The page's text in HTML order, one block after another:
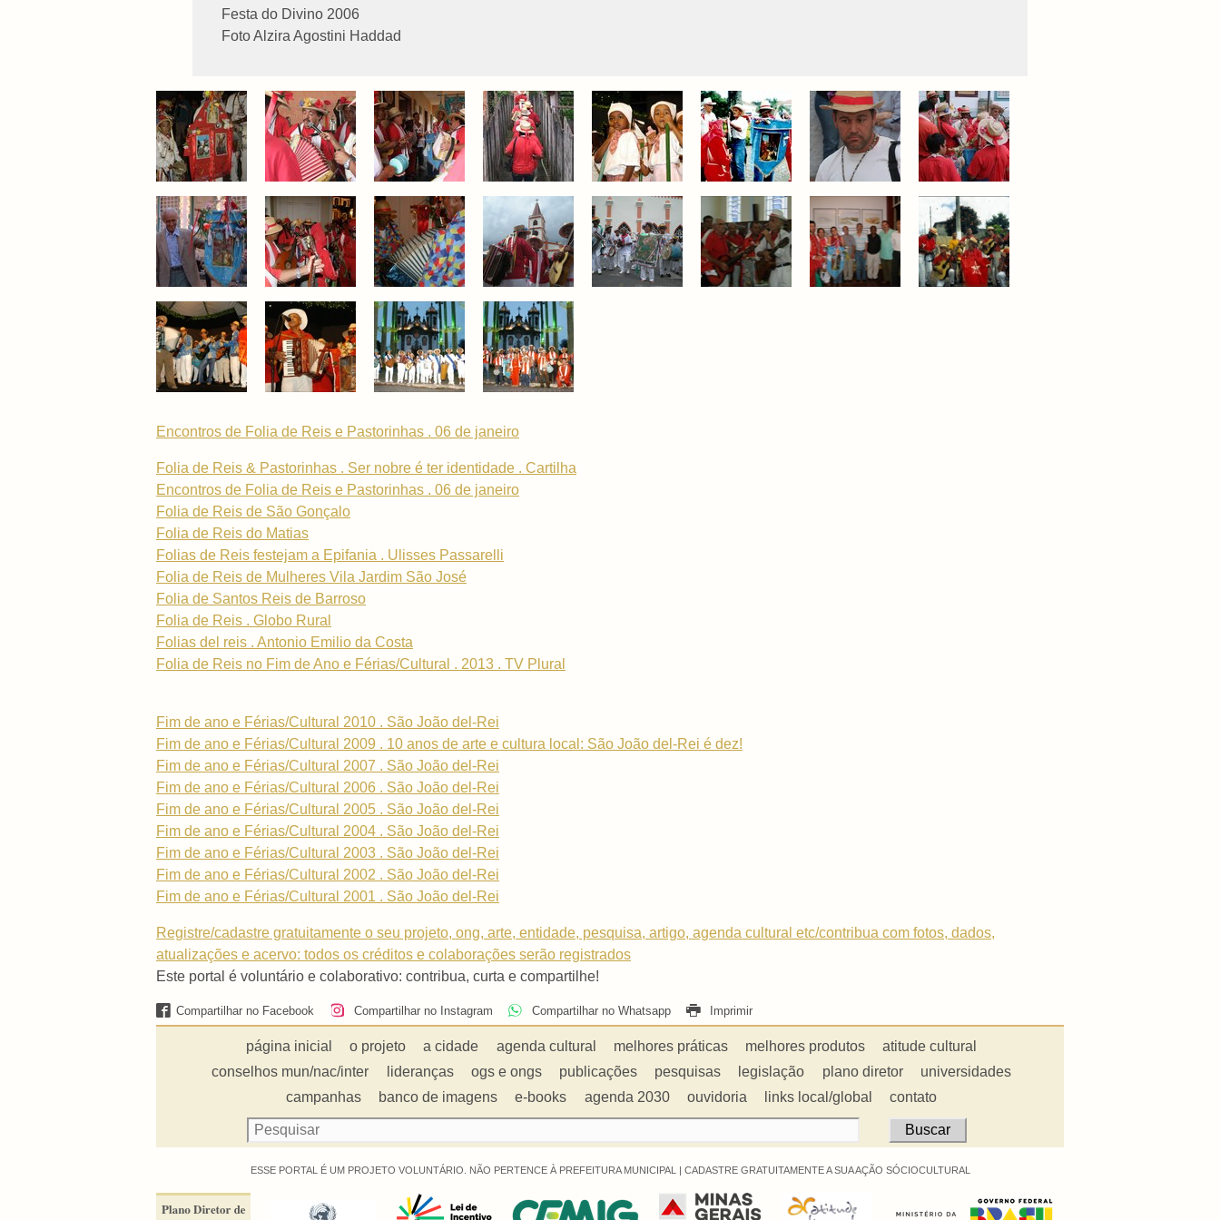
Festa do Divino 2006
Foto Alzira Agostini Haddad
Encontros de Folia de Reis e Pastorinhas . 06 de janeiro
Folia de Reis & Pastorinhas . Ser nobre é ter identidade . Cartilha
Encontros de Folia de Reis e Pastorinhas . 06 de janeiro
Folia de Reis de São Gonçalo
Folia de Reis do Matias
Folias de Reis festejam a Epifania . Ulisses Passarelli
Folia de Reis de Mulheres Vila Jardim São José
Folia de Santos Reis de Barroso
Folia de Reis . Globo Rural
Folias del reis . Antonio Emilio da Costa
Folia de Reis no Fim de Ano e Férias/Cultural . 2013 . TV Plural
Fim de ano e Férias/Cultural 2010 . São João del-Rei
Fim de ano e Férias/Cultural 2009 . 10 anos de arte e cultura local: São João del-Rei é dez!
Fim de ano e Férias/Cultural 2007 . São João del-Rei
Fim de ano e Férias/Cultural 2006 . São João del-Rei
Fim de ano e Férias/Cultural 2005 . São João del-Rei
Fim de ano e Férias/Cultural 2004 . São João del-Rei
Fim de ano e Férias/Cultural 2003 . São João del-Rei
Fim de ano e Férias/Cultural 2002 . São João del-Rei
Fim de ano e Férias/Cultural 2001 . São João del-Rei
Registre/cadastre gratuitamente o seu projeto, ong, arte, entidade, pesquisa, artigo, agenda cultural etc/contribua com fotos, dados,
atualizações e acervo: todos os créditos e colaborações serão registrados
Este portal é voluntário e colaborativo: contribua, curta e compartilhe!
Compartilhar no Facebook Compartilhar no Instagram Compartilhar no Whatsapp Imprimir
página inicial o projeto a cidade agenda cultural melhores práticas melhores produtos
atitude cultural
conselhos mun/nac/inter
lideranças ogs e ongs publicações pesquisas legislação plano diretor
universidades
campanhas
banco de imagens e-books agenda 2030 ouvidoria links local/global contato
ESSE PORTAL É UM PROJETO VOLUNTÁRIO. NÃO PERTENCE À PREFEITURA MUNICIPAL | CADASTRE GRATUITAMENTE A SUA AÇÃO SÓCIOCULTURAL